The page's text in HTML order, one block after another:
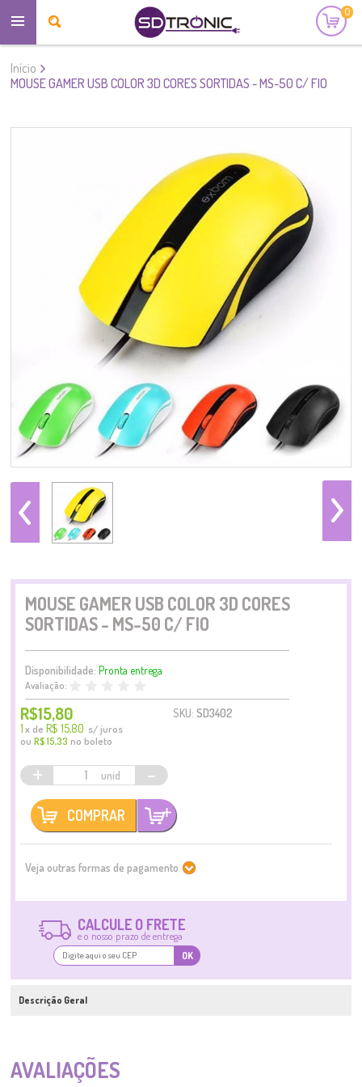
0
Início
MOUSE GAMER USB COLOR 3D CORES SORTIDAS - MS-50 C/ FIO
MOUSE GAMER USB COLOR 3D CORES
SORTIDAS - MS-50 C/ FIO
Disponibilidade: Pronta entrega
Avaliação:
R$15,80
1 x de R$ 15,80 s/ juros
ouR$ 15,33 no boleto
+ -
COMPRAR
SKU:SD3402
Veja outras formas de pagamento
CALCULE O FRETE
e o nosso prazo de entrega
OK
Descrição Geral
AVALIAÇÕES